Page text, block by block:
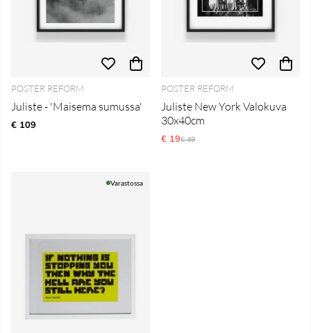
POSTER REFORM
Juliste - 'Maisema sumussa'
€ 109
POSTER REFORM
Juliste New York Valokuva
30x40cm
€ 19Normaali hinta
€ 49
Varastossa